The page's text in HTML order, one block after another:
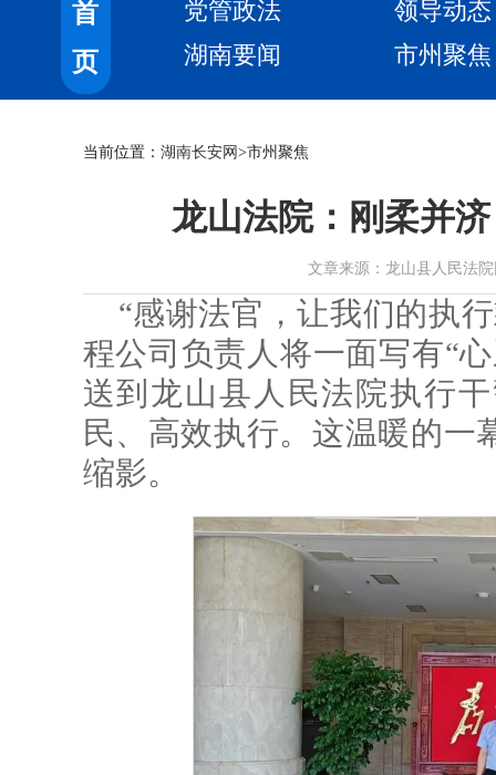
首
页
党管政法
领导动态
湖南要闻
市州聚焦
当前位置： 湖南长安网 >市州聚焦
龙山法院：刚柔并
文章来源：龙山县人民法
“感谢法官，让我们的执
程公司负责人将一面写有“
送到龙山县人民法院执行
民、高效执行。这温暖的一
缩影。